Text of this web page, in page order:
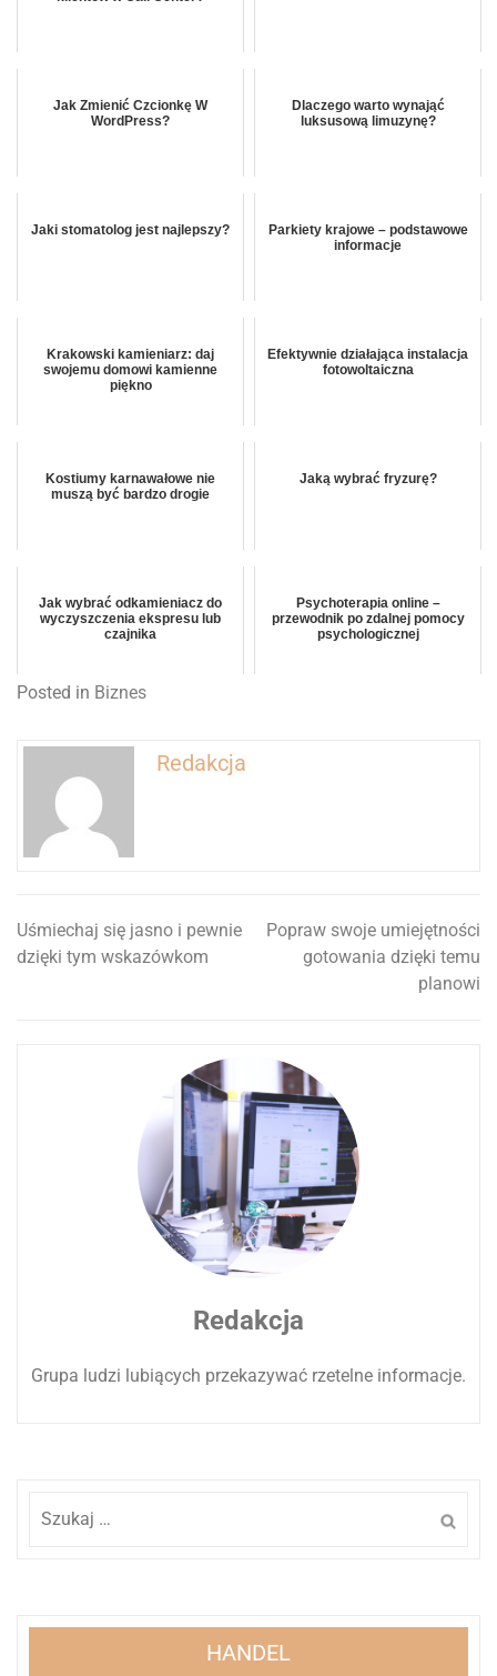
Jak Zmienić Czcionkę W
WordPress?
Dlaczego warto wynająć
luksusową limuzynę?
Jaki stomatolog jest najlepszy?
Parkiety krajowe – podstawowe
informacje
Krakowski kamieniarz: daj
swojemu domowi kamienne
piękno
Efektywnie działająca instalacja
fotowoltaiczna
Kostiumy karnawałowe nie
muszą być bardzo drogie
Jaką wybrać fryzurę?
Jak wybrać odkamieniacz do
wyczyszczenia ekspresu lub
czajnika
Psychoterapia online –
przewodnik po zdalnej pomocy
psychologicznej
Posted in Biznes
Redakcja
Nawigacja
wpisu
Uśmiechaj się jasno i pewnie
dzięki tym wskazówkom
Popraw swoje umiejętności
gotowania dzięki temu
planowi
Redakcja
Grupa ludzi lubiących przekazywać rzetelne informacje.
HANDEL